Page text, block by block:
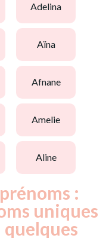
adelina
aïna
afnane
amelie
aline
:
uniques